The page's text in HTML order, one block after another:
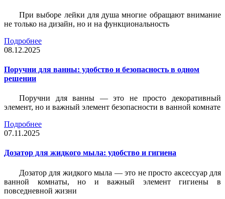
При выборе лейки для душа многие обращают внимание
не только на дизайн, но и на функциональность
Подробнее
08.12.2025
Поручни для ванны: удобство и безопасность в одном
решении
Поручни для ванны — это не просто декоративный
элемент, но и важный элемент безопасности в ванной комнате
Подробнее
07.11.2025
Дозатор для жидкого мыла: удобство и гигиена
Дозатор для жидкого мыла — это не просто аксессуар для
ванной комнаты, но и важный элемент гигиены в
повседневной жизни